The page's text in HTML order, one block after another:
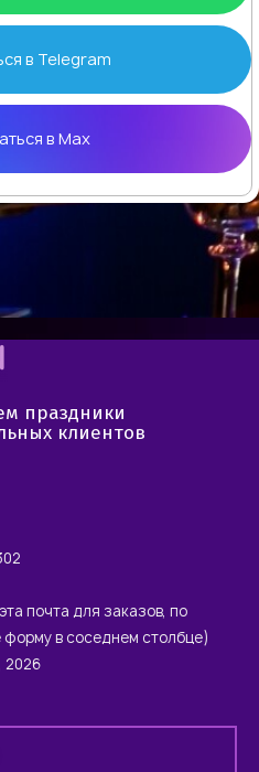
в Telegram
вMax
праздники
клиентов
почта для заказов, по
в соседнем столбце)
2026